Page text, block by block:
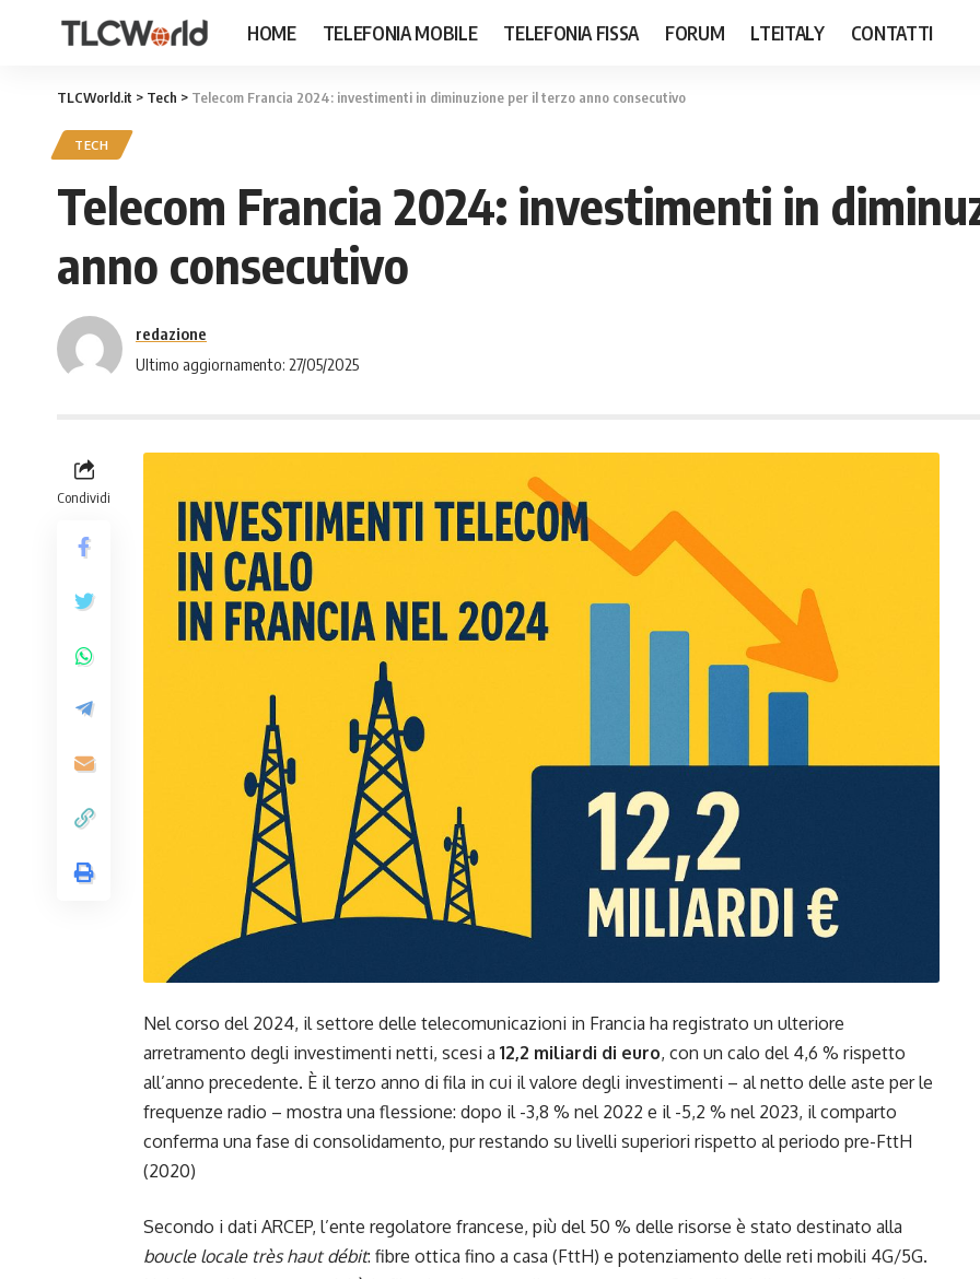
HOME TELEFONIA MOBILE TELEFONIA FISSA FORUM LTEITALY CONTATTI
TLCWorld.it > Tech > Telecom Francia 2024: investimenti in diminuzione per il terzo anno consecutivo
TECH
Telecom Francia 2024: investimenti in
anno consecutivo
Ultimo aggiornamento: 27/05/2025
redazione
Condividi
Nel corso del 2024, il settore delle telecomunicazioni in Francia ha registrato un ulteriore
arretramento degli investimenti netti, scesi a 12,2 miliardi di euro, con un calo del 4,6 % rispetto
all’anno precedente. È il terzo anno di fila in cui il valore degli investimenti – al netto delle aste per le
frequenze radio – mostra una flessione: dopo il -3,8 % nel 2022 e il -5,2 % nel 2023, il comparto
conferma una fase di consolidamento, pur restando su livelli superiori rispetto al periodo pre-FttH
(2020)
Secondo i dati ARCEP, l’ente regolatore francese, più del 50 % delle risorse è stato destinato alla
boucle locale très haut débit: fibre ottica fino a casa (FttH) e potenziamento delle reti mobili 4G/5G.